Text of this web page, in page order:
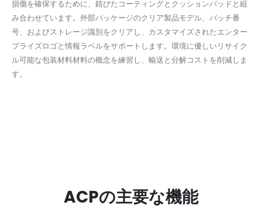
損傷を確保するために、錆びたコーティングとクッションパッドと組
み合わせています。外部パッケージのクリア製品モデル、バッチ番
号、およびストレージ識別をクリアし、カスタマイズされたエンター
プライズロゴと情報ラベルをサポートします。環境に優しいリサイク
ル可能な包装材料材料の概念を練習し、輸送と分解コストを削減しま
す。
ACPの主要な機能